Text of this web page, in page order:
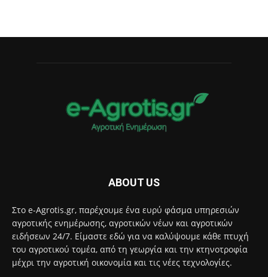
ABOUT US
Στο e-Agrotis.gr, παρέχουμε ένα ευρύ φάσμα υπηρεσιών
αγροτικής ενημέρωσης, αγροτικών νέων και αγροτικών
ειδήσεων 24/7. Είμαστε εδώ για να καλύψουμε κάθε πτυχή
του αγροτικού τομέα, από τη γεωργία και την κτηνοτροφία
μέχρι την αγροτική οικονομία και τις νέες τεχνολογίες.